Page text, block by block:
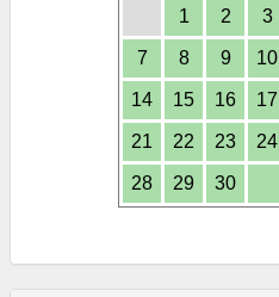
1 2 3
7 8 9 10
14 15 16 17
21 22 23 24
28 29 30